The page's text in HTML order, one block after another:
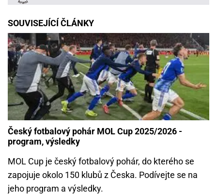
SOUVISEJÍCÍ ČLÁNKY
Český fotbalový pohár MOL Cup 2025/2026 -
program, výsledky
MOL Cup je český fotbalový pohár, do kterého se
zapojuje okolo 150 klubů z Česka. Podívejte se na
jeho program a výsledky.